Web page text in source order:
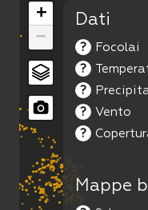
+
−
Dati
?
Focolai
?
?
?
Vento
?
Mappe